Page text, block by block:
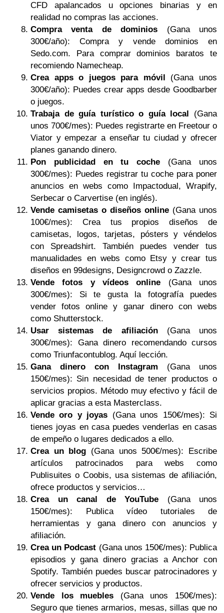
CFD apalancados u opciones binarias y en
realidad no compras las acciones.
Compra venta de dominios (Gana unos
300€/año): Compra y vende dominios en
Sedo.com. Para comprar dominios baratos te
recomiendo Namecheap.
Crea apps o juegos para móvil (Gana unos
300€/año): Puedes crear apps desde Goodbarber
o juegos.
Trabaja de guía turístico o guía local (Gana
unos 700€/mes): Puedes registrarte en Freetour o
Viator y empezar a enseñar tu ciudad y ofrecer
planes ganando dinero.
Pon publicidad en tu coche (Gana unos
300€/mes): Puedes registrar tu coche para poner
anuncios en webs como Impactodual, Wrapify,
Serbecar o Carvertise (en inglés).
Vende camisetas o diseños online (Gana unos
100€/mes): Crea tus propios diseños de
camisetas, logos, tarjetas, pósters y véndelos
con Spreadshirt. También puedes vender tus
manualidades en webs como Etsy y crear tus
diseños en 99designs, Designcrowd o Zazzle.
Vende fotos y vídeos online (Gana unos
300€/mes): Si te gusta la fotografía puedes
vender fotos online y ganar dinero con webs
como Shutterstock.
Usar sistemas de afiliación(Gana unos
300€/mes): Gana dinero recomendando cursos
como Triunfacontublog. Aquí lección.
Gana dinero con Instagram (Gana unos
150€/mes): Sin necesidad de tener productos o
servicios propios. Método muy efectivo y fácil de
aplicar gracias a esta Masterclass.
Vende oro y joyas (Gana unos 150€/mes): Si
tienes joyas en casa puedes venderlas en casas
de empeño o lugares dedicados a ello.
Crea un blog (Gana unos 500€/mes): Escribe
artículos patrocinados para webs como
Publisuites o Coobis, usa sistemas de afiliación,
ofrece productos y servicios…
Crea un canal de YouTube (Gana unos
150€/mes): Publica vídeo tutoriales de
herramientas y gana dinero con anuncios y
afiliación.
Crea un Podcast (Gana unos 150€/mes): Publica
episodios y gana dinero gracias a Anchor con
Spotify. También puedes buscar patrocinadores y
ofrecer servicios y productos.
Vende los muebles (Gana unos 150€/mes):
Seguro que tienes armarios, mesas, sillas que no